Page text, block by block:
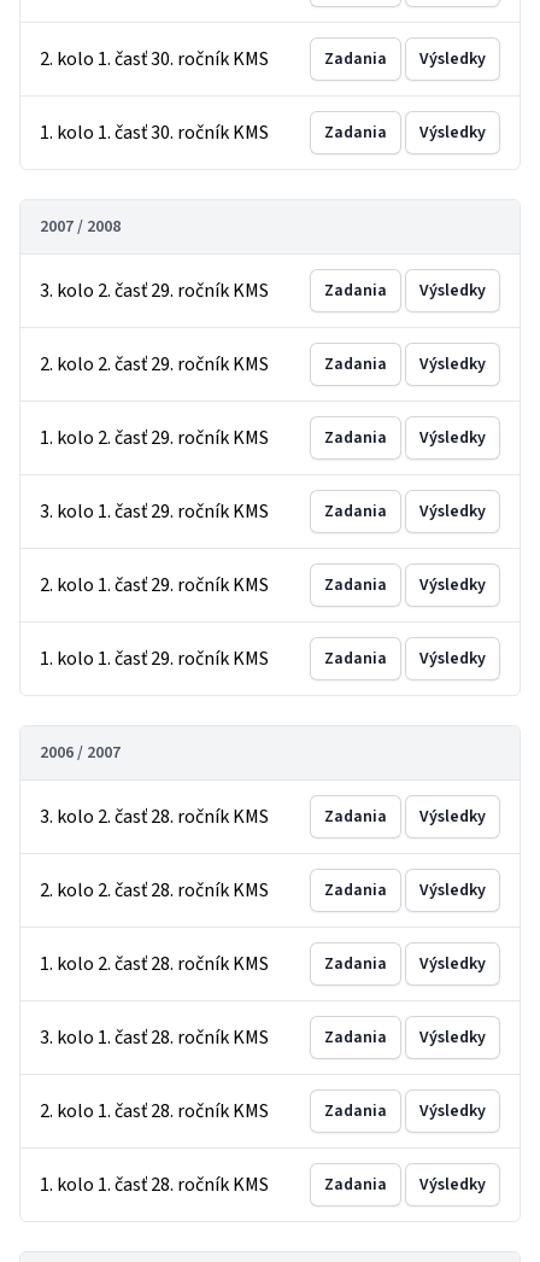
2. kolo 1. časť 30. ročník KMS Zadania Výsledky
1. kolo 1. časť 30. ročník KMS Zadania Výsledky
2007 / 2008
3. kolo 2. časť 29. ročník KMS Zadania Výsledky
2. kolo 2. časť 29. ročník KMS Zadania Výsledky
1. kolo 2. časť 29. ročník KMS Zadania Výsledky
3. kolo 1. časť 29. ročník KMS Zadania Výsledky
2. kolo 1. časť 29. ročník KMS Zadania Výsledky
1. kolo 1. časť 29. ročník KMS Zadania Výsledky
2006 / 2007
3. kolo 2. časť 28. ročník KMS Zadania Výsledky
2. kolo 2. časť 28. ročník KMS Zadania Výsledky
1. kolo 2. časť 28. ročník KMS Zadania Výsledky
3. kolo 1. časť 28. ročník KMS Zadania Výsledky
2. kolo 1. časť 28. ročník KMS Zadania Výsledky
1. kolo 1. časť 28. ročník KMS Zadania Výsledky